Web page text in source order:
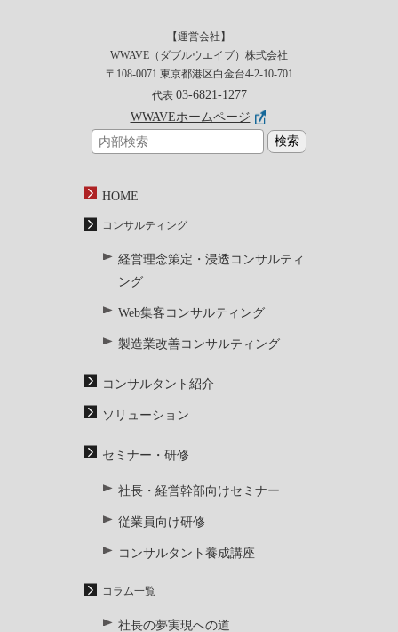
【運営会社】
WWAVE（ダブルウエイブ）株式会社
〒108-0071 東京都港区白金台4-2-10-701
代表 03-6821-1277
WWAVEホームページ
HOME
コンサルティング
経営理念策定・浸透コンサルティ
ング
Web集客コンサルティング
製造業改善コンサルティング
コンサルタント紹介
ソリューション
セミナー・研修
社長・経営幹部向けセミナー
従業員向け研修
コンサルタント養成講座
コラム一覧
社長の夢実現への道